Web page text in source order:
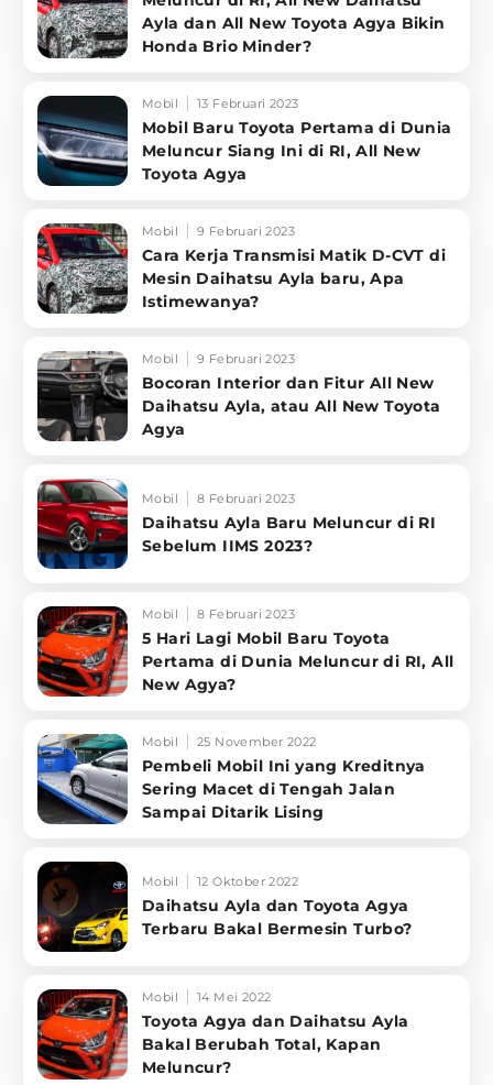
Ayla dan All New Toyota Agya Bikin
Honda Brio Minder?
Mobil 13 Februari 2023
Mobil Baru Toyota Pertama di Dunia
Meluncur Siang Ini di RI, All New
Toyota Agya
Mobil 9 Februari 2023
Cara Kerja Transmisi Matik D-CVT di
Mesin Daihatsu Ayla baru, Apa
Istimewanya?
Mobil 9 Februari 2023
Bocoran Interior dan Fitur All New
Daihatsu Ayla, atau All New Toyota
Agya
Mobil 8 Februari 2023
Daihatsu Ayla Baru Meluncur di RI
Sebelum IIMS 2023?
Mobil 8 Februari 2023
5 Hari Lagi Mobil Baru Toyota
Pertama di Dunia Meluncur di RI, All
New Agya?
Mobil 25 November 2022
Pembeli Mobil Ini yang Kreditnya
Sering Macet di Tengah Jalan
Sampai Ditarik Lising
Mobil 12 Oktober 2022
Daihatsu Ayla dan Toyota Agya
Terbaru Bakal Bermesin Turbo?
Mobil 14 Mei 2022
Toyota Agya dan Daihatsu Ayla
Bakal Berubah Total, Kapan
Meluncur?